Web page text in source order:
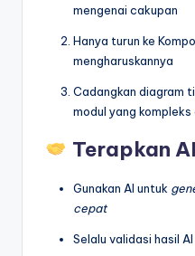
mengenai cakupan
Hanya turun ke
mengharuskannya
Cadangkan diagram
modul yang
Terapkan
Gunakan AI untuk
cepat
Selalu validasi hasil